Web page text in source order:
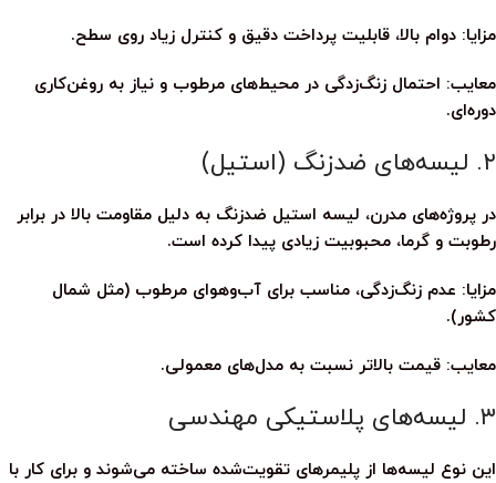
مزایا: دوام بالا، قابلیت پرداخت دقیق و کنترل زیاد روی سطح.
معایب: احتمال زنگ‌زدگی در محیط‌های مرطوب و نیاز به روغن‌کاری
دوره‌ای.
۲. لیسه‌های ضدزنگ (استیل)
در پروژه‌های مدرن، لیسه استیل ضدزنگ به دلیل مقاومت بالا در برابر
رطوبت و گرما، محبوبیت زیادی پیدا کرده است.
مزایا: عدم زنگ‌زدگی، مناسب برای آب‌وهوای مرطوب (مثل شمال
کشور).
معایب: قیمت بالاتر نسبت به مدل‌های معمولی.
۳. لیسه‌های پلاستیکی مهندسی
این نوع لیسه‌ها از پلیمرهای تقویت‌شده ساخته می‌شوند و برای کار با